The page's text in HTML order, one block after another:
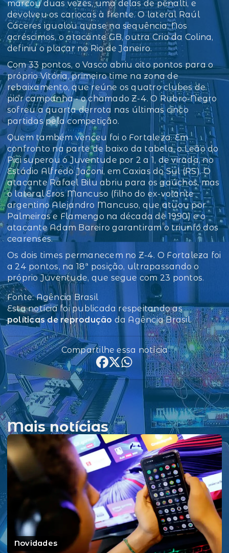
marcou duas vezes, uma delas de pênalti, e
devolveu os cariocas à frente. O lateral Raúl
Cáceres igualou quase na sequência. Nos
acréscimos, o atacante GB, outra Cria da Colina,
definiu o placar no Rio de Janeiro.
Com 33 pontos, o Vasco abriu oito pontos para o
próprio Vitória, primeiro time na zona de
rebaixamento, que reúne os quatro clubes de
pior campanha - o chamado Z-4. O Rubro-Negro
sofreu a quarta derrota nas últimas cinco
partidas pela competição.
Quem também venceu foi o Fortaleza. Em
confronto na parte de baixo da tabela, o Leão do
Pici superou o Juventude por 2 a 1, de virada, no
Estádio Alfredo Jaconi, em Caxias do Sul (RS). O
atacante Rafael Bilu abriu para os gaúchos, mas
o lateral Eros Mancuso (filho do ex-volante
argentino Alejandro Mancuso, que atuou por
Palmeiras e Flamengo na década de 1990) e o
atacante Adam Bareiro garantiram o triunfo dos
cearenses.
Os dois times permanecem no Z-4. O Fortaleza foi
a 24 pontos, na 18ª posição, ultrapassando o
próprio Juventude, que segue com 23 pontos.
Fonte: Agência Brasil
Esta notícia foi publicada respeitando as
políticas de reprodução da Agência Brasil.
Compartilhe essa notícia
Mais notícias
Novidades